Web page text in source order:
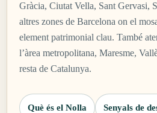
Gràcia, Ciutat Vella, Sant Gervasi,
altres zones de Barcelona on el
element patrimonial clau. També
l’àrea metropolitana, Maresme,
resta de Catalunya.
Què és el Nolla Senyals de